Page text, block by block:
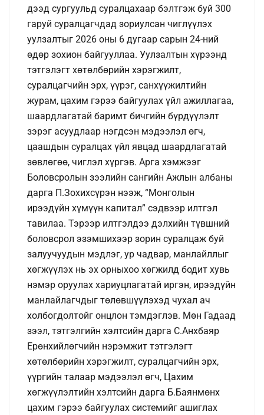
дээд сургуульд суралцахаар бэлтгэж буй 300
гаруй суралцагчдад зориулсан чиглүүлэх
уулзалтыг 2026 оны 6 дугаар сарын 24-ний
өдөр зохион байгууллаа. Уулзалтын хүрээнд
тэтгэлэгт хөтөлбөрийн хэрэгжилт,
суралцагчийн эрх, үүрэг, санхүүжилтийн
журам, цахим гэрээ байгуулах үйл ажиллагаа,
шаардлагатай баримт бичгийн бүрдүүлэлт
зэрэг асуудлаар нэгдсэн мэдээлэл өгч,
цаашдын суралцах үйл явцад шаардлагатай
зөвлөгөө, чиглэл хүргэв. Арга хэмжээг
Боловсролын зээлийн сангийн Ажлын албаны
дарга П.Зохихсүрэн нээж, “Монголын
ирээдүйн хүмүүн капитал” сэдвээр илтгэл
тавилаа. Тэрээр илтгэлдээ дэлхийн түвшний
боловсрол эзэмшихээр зорин суралцаж буй
залуучуудын мэдлэг, ур чадвар, манлайллыг
хөгжүүлэх нь эх орныхоо хөгжилд бодит хувь
нэмэр оруулах хариуцлагатай иргэн, ирээдүйн
манлайлагчдыг төлөвшүүлэхэд чухал ач
холбогдолтойг онцлон тэмдэглэв. Мөн Гадаад
зээл, тэтгэлгийн хэлтсийн дарга С.Анхбаяр
Ерөнхийлөгчийн нэрэмжит тэтгэлэгт
хөтөлбөрийн хэрэгжилт, суралцагчийн эрх,
үүргийн талаар мэдээлэл өгч, Цахим
хөгжүүлэлтийн хэлтсийн дарга Б.Баянмөнх
цахим гэрээ байгуулах системийг ашиглах